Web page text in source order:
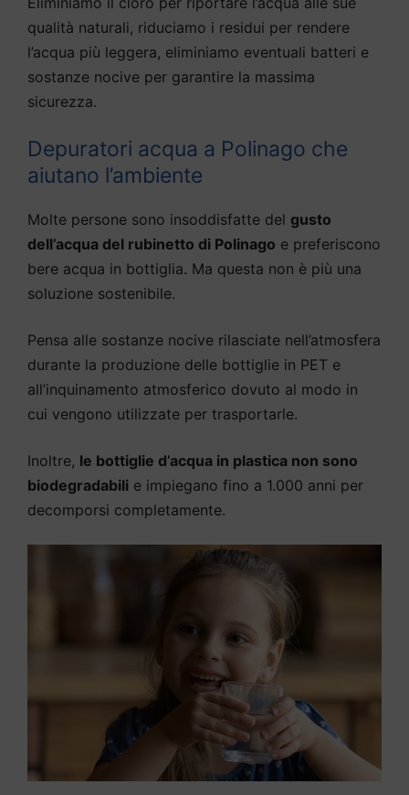
qualità naturali, riduciamo i residui per rendere
l’acqua più leggera, eliminiamo eventuali batteri e
sostanze nocive per garantire la massima
sicurezza.
Depuratori acqua a Polinago che
aiutano l’ambiente
Molte persone sono insoddisfatte del gusto
dell’acqua del rubinetto di Polinago e preferiscono
bere acqua in bottiglia. Ma questa non è più una
soluzione sostenibile.
Pensa alle sostanze nocive rilasciate nell’atmosfera
durante la produzione delle bottiglie in PET e
all’inquinamento atmosferico dovuto al modo in
cui vengono utilizzate per trasportarle.
Inoltre, le bottiglie d’acqua in plastica non sono
biodegradabili e impiegano fino a 1.000 anni per
decomporsi completamente.